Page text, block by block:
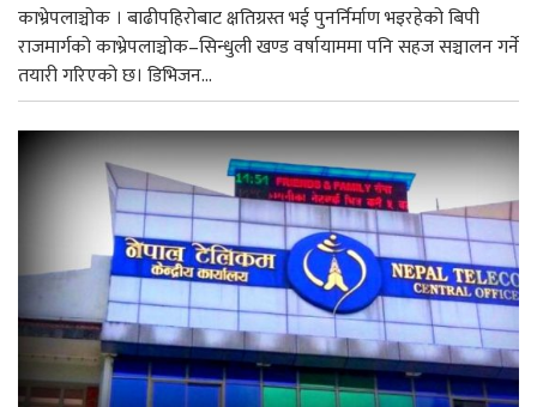
काभ्रेपलाञ्चोक । बाढीपहिरोबाट क्षतिग्रस्त भई पुनर्निर्माण भइरहेको बिपी
राजमार्गको काभ्रेपलाञ्चोक–सिन्धुली खण्ड वर्षायाममा पनि सहज सञ्चालन गर्ने
तयारी गरिएको छ। डिभिजन...